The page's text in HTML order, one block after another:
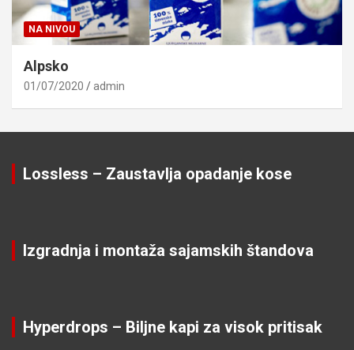
NA NIVOU
Alpsko
01/07/2020 admin
Lossless – Zaustavlja opadanje kose
Izgradnja i montaža sajamskih štandova
Hyperdrops – Biljne kapi za visok pritisak